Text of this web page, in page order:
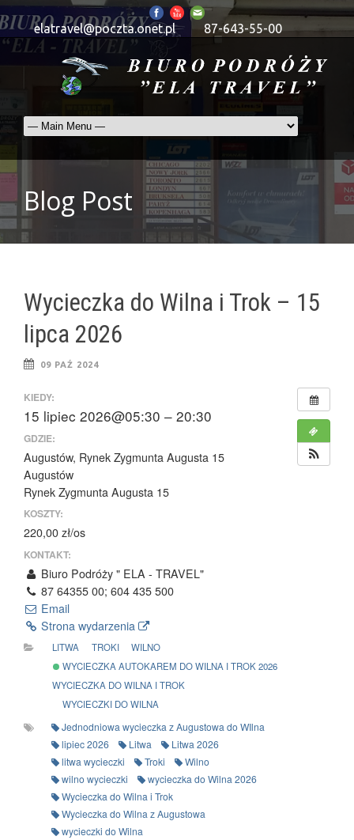
elatravel@poczta.onet.pl 87-643-55-00
Blog Post
Wycieczka do Wilna i Trok – 15
lipca 2026
09 PAŹ 2024
KIEDY:
15 lipiec 2026@05:30 – 20:30
GDZIE:
Augustów, Rynek Zygmunta Augusta 15
Augustów
Rynek Zygmunta Augusta 15
KOSZTY:
220,00 zł/os
KONTAKT:
Biuro Podróży " ELA - TRAVEL"
87 64355 00; 604 435 500
Email
Strona wydarzenia
LITWA TROKI
WILNO
WYCIECZKA AUTOKAREM DO WILNA I TROK 2026
WYCIECZKA DO WILNA I TROK
WYCIECZKI DO WILNA
Jednodniowa wycieczka z Augustowa do WIlna
lipiec 2026
Litwa
Litwa 2026
litwa wycieczki
Troki
Wilno
wilno wycieczki
wycieczka do Wilna 2026
Wycieczka do Wilna i Trok
Wycieczka do Wilna z Augustowa
wycieczki do Wilna